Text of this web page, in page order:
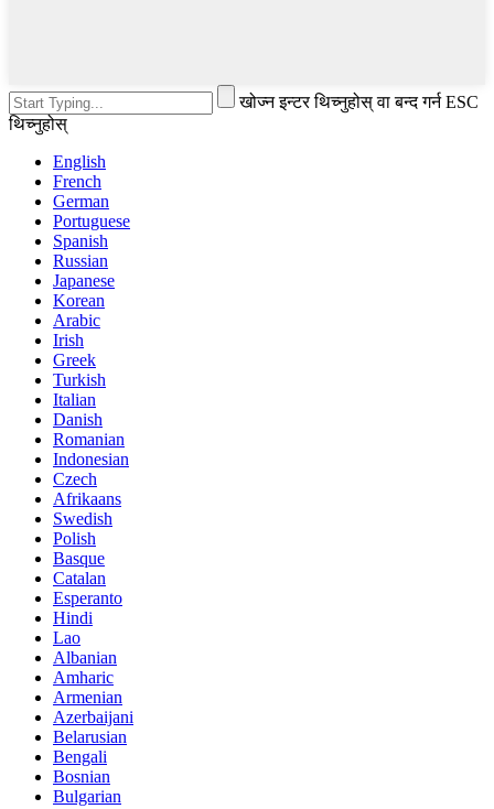
खोज्न इन्टर थिच्नुहोस् वा बन्द गर्न ESC
थिच्नुहोस्
English
French
German
Portuguese
Spanish
Russian
Japanese
Korean
Arabic
Irish
Greek
Turkish
Italian
Danish
Romanian
Indonesian
Czech
Afrikaans
Swedish
Polish
Basque
Catalan
Esperanto
Hindi
Lao
Albanian
Amharic
Armenian
Azerbaijani
Belarusian
Bengali
Bosnian
Bulgarian